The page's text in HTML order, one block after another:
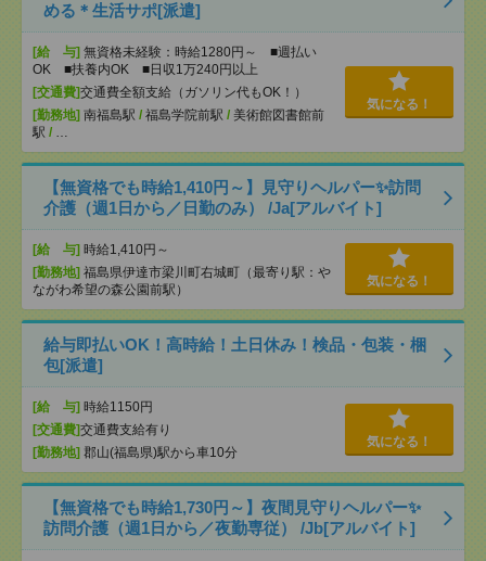
める＊生活サポ[派遣]
[給 与] 無資格未経験：時給1280円～ ■週払い
OK ■扶養内OK ■日収1万240円以上
[交通費]交通費全額支給（ガソリン代もOK！）
[勤務地] 南福島駅 / 福島学院前駅 / 美術館図書館前
駅 / …
気になる！
【無資格でも時給1,410円～】見守りヘルパー✨訪問
介護（週1日から／日勤のみ） /Ja[アルバイト]
[給 与] 時給1,410円～
[勤務地] 福島県伊達市梁川町右城町（最寄り駅：や
ながわ希望の森公園前駅）
気になる！
給与即払いOK！高時給！土日休み！検品・包装・梱
包[派遣]
[給 与] 時給1150円
[交通費]交通費支給有り
[勤務地] 郡山(福島県)駅から車10分
気になる！
【無資格でも時給1,730円～】夜間見守りヘルパー✨
訪問介護（週1日から／夜勤専従） /Jb[アルバイト]